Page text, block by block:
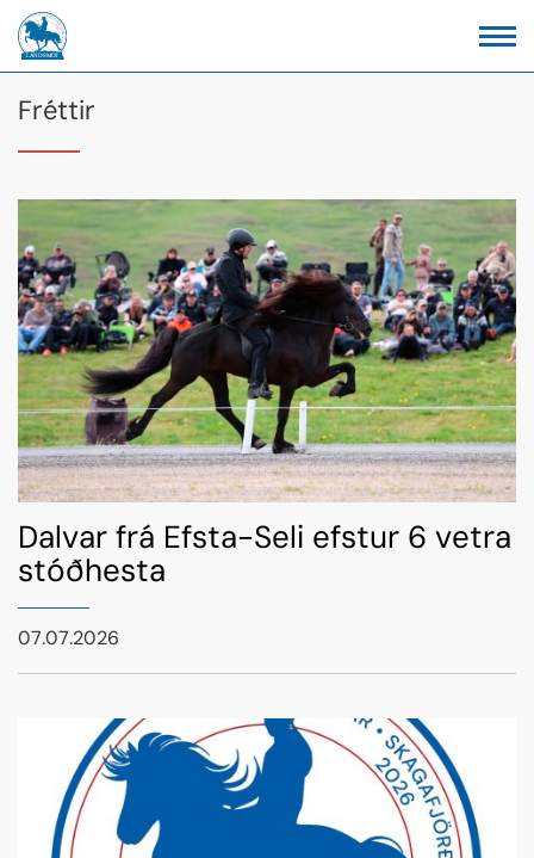
Fréttir
Dalvar frá Efsta-Seli efstur 6 vetra
stóðhesta
07.07.2026